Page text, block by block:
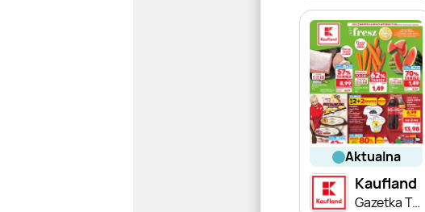
aktualna
Kaufland
Gazetka Tygodnia